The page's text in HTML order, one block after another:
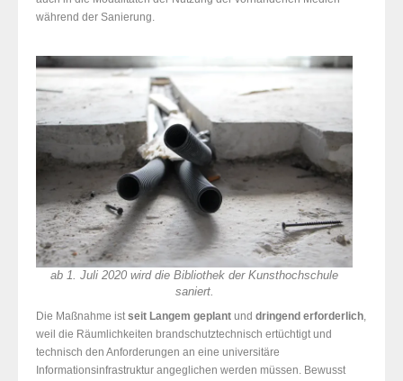
während der Sanierung.
ab 1. Juli 2020 wird die Bibliothek der Kunsthochschule
saniert.
Die Maßnahme istseit Langem geplant und dringend erforderlich,
weil die Räumlichkeiten brandschutztechnisch ertüchtigt und
technisch den Anforderungen an eine universitäre
Informationsinfrastruktur angeglichen werden müssen. Bewusst